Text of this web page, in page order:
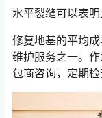
水平裂缝可以表
修复地基的平均
维护服务之一。
包商咨询，定期检